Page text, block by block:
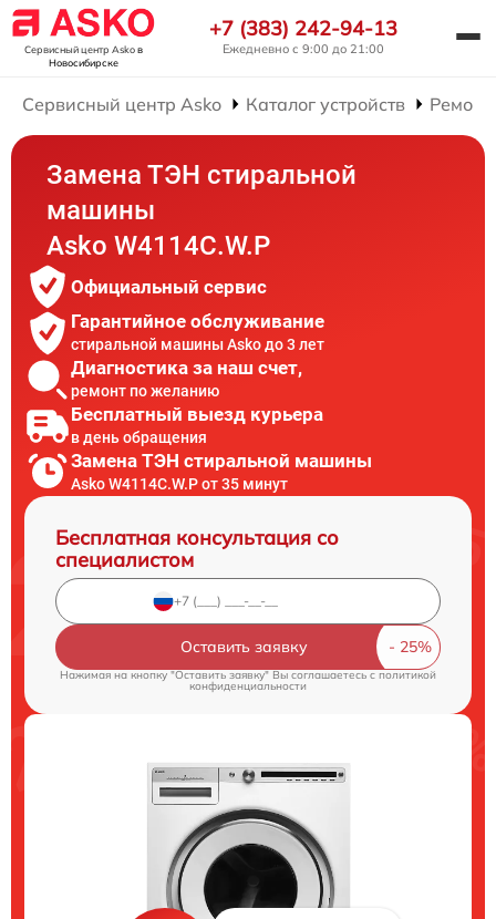
Сервисный центр Askoв
Новосибирске
+7 (383) 242-94-13
Ежедневно с 9:00 до 21:00
Сервисный центр Asko Каталог устройств
Замена ТЭН стиральной
машины
Asko W4114C.W.P
Официальный сервис
Гарантийное обслуживание
стиральной машины Asko до 3 лет
Диагностика за наш счет,
ремонт по желанию
Бесплатный выезд курьера
в день обращения
Замена ТЭН стиральной машины
Asko W4114C.W.P от 35 минут
Бесплатная консультация со
специалистом
Оставить заявку
Нажимая на кнопку "Оставить заявку" Вы соглашаетесь cполитикой
конфиденциальности